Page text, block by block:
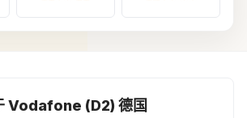
Vodafone (D2) 德国